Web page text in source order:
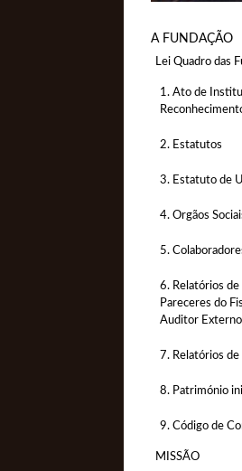
A FUNDAÇÃO
Lei Quadro das
1. Ato de
2. Estatutos
3. Estatuto de
4. Orgãos
5.
6. Relatórios
Pareceres do
Auditor Externo
7. Relatórios
8. Património
9. Código de
MISSÃO